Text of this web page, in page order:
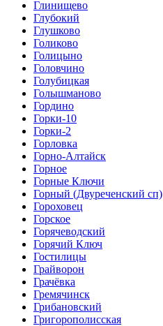
Глинищево
Глубокий
Глушково
Голиково
Голицыно
Головчино
Голубицкая
Голышманово
Гордино
Горки-10
Горки-2
Горловка
Горно-Алтайск
Горное
Горные Ключи
Горный (Двуреченский сп)
Гороховец
Горское
Горячеводский
Горячий Ключ
Гостилицы
Грайворон
Грачёвка
Гремячинск
Грибановский
Григорополисская